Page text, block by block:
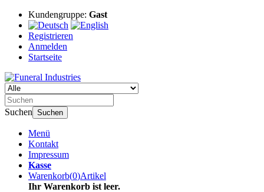
Kundengruppe: Gast
Registrieren
Anmelden
Startseite
Suchen Suchen
Menü
Kontakt
Impressum
Kasse
Warenkorb(0)Artikel
Ihr Warenkorb ist leer.